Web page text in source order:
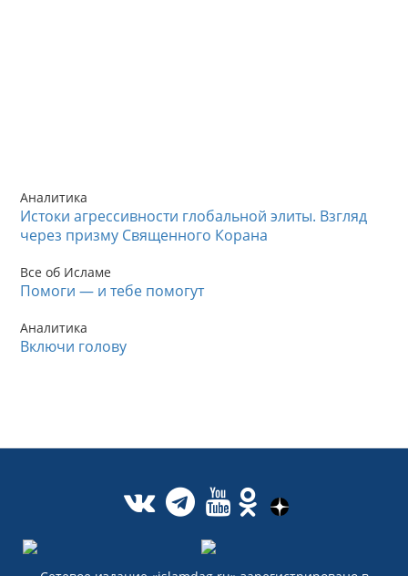
Аналитика
Истоки агрессивности глобальной элиты. Взгляд
через призму Священного Корана
Все об Исламе
Помоги — и тебе помогут
Аналитика
Включи голову